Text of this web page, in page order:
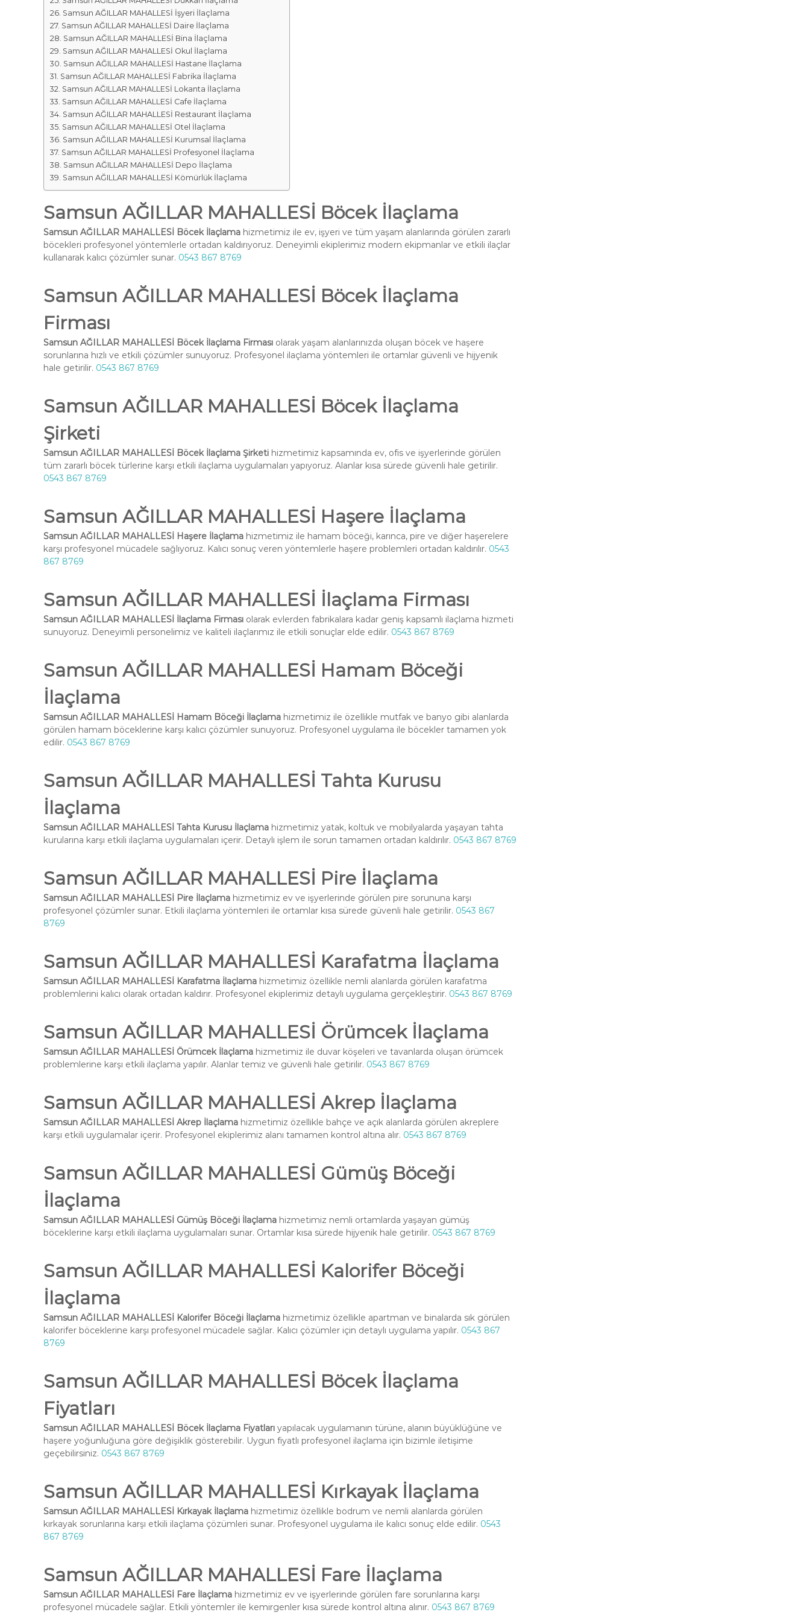
Samsun AĞILLAR MAHALLESİ İşyeri İlaçlama
Samsun AĞILLAR MAHALLESİ Daire İlaçlama
Samsun AĞILLAR MAHALLESİ Bina İlaçlama
Samsun AĞILLAR MAHALLESİ Okul İlaçlama
Samsun AĞILLAR MAHALLESİ Hastane İlaçlama
Samsun AĞILLAR MAHALLESİ Fabrika İlaçlama
Samsun AĞILLAR MAHALLESİ Lokanta İlaçlama
Samsun AĞILLAR MAHALLESİ Cafe İlaçlama
Samsun AĞILLAR MAHALLESİ Restaurant İlaçlama
Samsun AĞILLAR MAHALLESİ Otel İlaçlama
Samsun AĞILLAR MAHALLESİ Kurumsal İlaçlama
Samsun AĞILLAR MAHALLESİ Profesyonel İlaçlama
Samsun AĞILLAR MAHALLESİ Depo İlaçlama
Samsun AĞILLAR MAHALLESİ Kömürlük İlaçlama
Samsun AĞILLAR MAHALLESİ Böcek İlaçlama
Samsun AĞILLAR MAHALLESİ Böcek İlaçlama hizmetimiz ile ev, işyeri ve tüm yaşam alanlarında görülen zararlı
böcekleri profesyonel yöntemlerle ortadan kaldırıyoruz. Deneyimli ekiplerimiz modern ekipmanlar ve etkili ilaçlar
kullanarak kalıcı çözümler sunar. 0543 867 8769
Samsun AĞILLAR MAHALLESİ Böcek İlaçlama
Firması
Samsun AĞILLAR MAHALLESİ Böcek İlaçlama Firması olarak yaşam alanlarınızda oluşan böcek ve haşere
sorunlarına hızlı ve etkili çözümler sunuyoruz. Profesyonel ilaçlama yöntemleri ile ortamlar güvenli ve hijyenik
hale getirilir. 0543 867 8769
Samsun AĞILLAR MAHALLESİ Böcek İlaçlama
Şirketi
Samsun AĞILLAR MAHALLESİ Böcek İlaçlama Şirketi hizmetimiz kapsamında ev, ofis ve işyerlerinde görülen
tüm zararlı böcek türlerine karşı etkili ilaçlama uygulamaları yapıyoruz. Alanlar kısa sürede güvenli hale getirilir.
0543 867 8769
Samsun AĞILLAR MAHALLESİ Haşere İlaçlama
Samsun AĞILLAR MAHALLESİ Haşere İlaçlama hizmetimiz ile hamam böceği, karınca, pire ve diğer haşerelere
karşı profesyonel mücadele sağlıyoruz. Kalıcı sonuç veren yöntemlerle haşere problemleri ortadan kaldırılır. 0543
867 8769
Samsun AĞILLAR MAHALLESİ İlaçlama Firması
Samsun AĞILLAR MAHALLESİ İlaçlama Firması olarak evlerden fabrikalara kadar geniş kapsamlı ilaçlama hizmeti
sunuyoruz. Deneyimli personelimiz ve kaliteli ilaçlarımız ile etkili sonuçlar elde edilir. 0543 867 8769
Samsun AĞILLAR MAHALLESİ Hamam Böceği
İlaçlama
Samsun AĞILLAR MAHALLESİ Hamam Böceği İlaçlama hizmetimiz ile özellikle mutfak ve banyo gibi alanlarda
görülen hamam böceklerine karşı kalıcı çözümler sunuyoruz. Profesyonel uygulama ile böcekler tamamen yok
edilir. 0543 867 8769
Samsun AĞILLAR MAHALLESİ Tahta Kurusu
İlaçlama
Samsun AĞILLAR MAHALLESİ Tahta Kurusu İlaçlama hizmetimiz yatak, koltuk ve mobilyalarda yaşayan tahta
kurularına karşı etkili ilaçlama uygulamaları içerir. Detaylı işlem ile sorun tamamen ortadan kaldırılır. 0543 867 8769
Samsun AĞILLAR MAHALLESİ Pire İlaçlama
Samsun AĞILLAR MAHALLESİ Pire İlaçlama hizmetimiz ev ve işyerlerinde görülen pire sorununa karşı
profesyonel çözümler sunar. Etkili ilaçlama yöntemleri ile ortamlar kısa sürede güvenli hale getirilir. 0543 867
8769
Samsun AĞILLAR MAHALLESİ Karafatma İlaçlama
Samsun AĞILLAR MAHALLESİ Karafatma İlaçlama hizmetimiz özellikle nemli alanlarda görülen karafatma
problemlerini kalıcı olarak ortadan kaldırır. Profesyonel ekiplerimiz detaylı uygulama gerçekleştirir. 0543 867 8769
Samsun AĞILLAR MAHALLESİ Örümcek İlaçlama
Samsun AĞILLAR MAHALLESİ Örümcek İlaçlama hizmetimiz ile duvar köşeleri ve tavanlarda oluşan örümcek
problemlerine karşı etkili ilaçlama yapılır. Alanlar temiz ve güvenli hale getirilir. 0543 867 8769
Samsun AĞILLAR MAHALLESİ Akrep İlaçlama
Samsun AĞILLAR MAHALLESİ Akrep İlaçlama hizmetimiz özellikle bahçe ve açık alanlarda görülen akreplere
karşı etkili uygulamalar içerir. Profesyonel ekiplerimiz alanı tamamen kontrol altına alır. 0543 867 8769
Samsun AĞILLAR MAHALLESİ Gümüş Böceği
İlaçlama
Samsun AĞILLAR MAHALLESİ Gümüş Böceği İlaçlama hizmetimiz nemli ortamlarda yaşayan gümüş
böceklerine karşı etkili ilaçlama uygulamaları sunar. Ortamlar kısa sürede hijyenik hale getirilir. 0543 867 8769
Samsun AĞILLAR MAHALLESİ Kalorifer Böceği
İlaçlama
Samsun AĞILLAR MAHALLESİ Kalorifer Böceği İlaçlama hizmetimiz özellikle apartman ve binalarda sık görülen
kalorifer böceklerine karşı profesyonel mücadele sağlar. Kalıcı çözümler için detaylı uygulama yapılır. 0543 867
8769
Samsun AĞILLAR MAHALLESİ Böcek İlaçlama
Fiyatları
Samsun AĞILLAR MAHALLESİ Böcek İlaçlama Fiyatları yapılacak uygulamanın türüne, alanın büyüklüğüne ve
haşere yoğunluğuna göre değişiklik gösterebilir. Uygun fiyatlı profesyonel ilaçlama için bizimle iletişime
geçebilirsiniz. 0543 867 8769
Samsun AĞILLAR MAHALLESİ Kırkayak İlaçlama
Samsun AĞILLAR MAHALLESİ Kırkayak İlaçlama hizmetimiz özellikle bodrum ve nemli alanlarda görülen
kırkayak sorunlarına karşı etkili ilaçlama çözümleri sunar. Profesyonel uygulama ile kalıcı sonuç elde edilir. 0543
867 8769
Samsun AĞILLAR MAHALLESİ Fare İlaçlama
Samsun AĞILLAR MAHALLESİ Fare İlaçlama hizmetimiz ev ve işyerlerinde görülen fare sorunlarına karşı
profesyonel mücadele sağlar. Etkili yöntemler ile kemirgenler kısa sürede kontrol altına alınır. 0543 867 8769